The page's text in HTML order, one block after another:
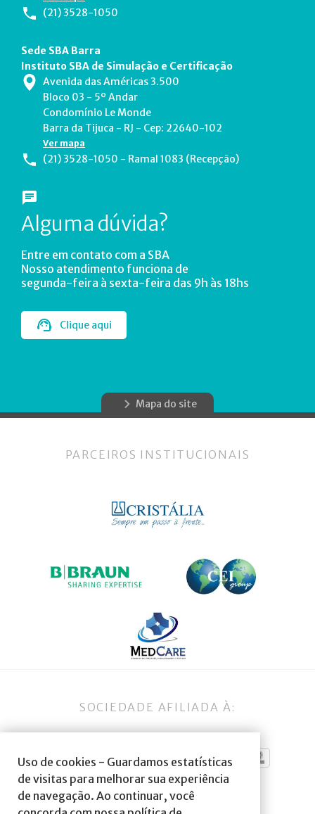
Uso de cookies - Guardamos estatísticas
de visitas para melhorar sua experiência
de navegação. Ao continuar, você
(21) 3528-1050
Sede SBA Barra
Instituto SBA de Simulação e Certificação
Avenida das Américas 3.500
Bloco 03 - 5º Andar
Condomínio Le Monde
Barra da Tijuca - RJ - Cep: 22640-102
Ver mapa
(21) 3528-1050 - Ramal 1083 (Recepção)
Alguma dúvida?
Entre em contato com a SBA
Nosso atendimento funciona de
segunda-feira à sexta-feira das 9h às 18hs
Clique aqui
Mapa do site
PARCEIROS INSTITUCIONAIS
SOCIEDADE AFILIADA À: